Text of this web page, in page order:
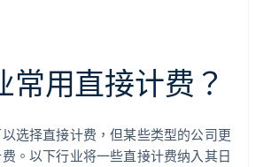
常用直接计费？
选择直接计费，但某些类型的公司更
。以下行业将一些直接计费纳入其日